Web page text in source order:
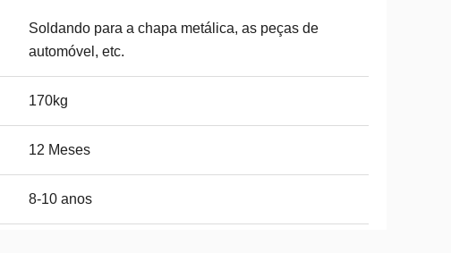
Soldando para a chapa metálica, as peças de
automóvel, etc.
170kg
12 Meses
8-10 anos